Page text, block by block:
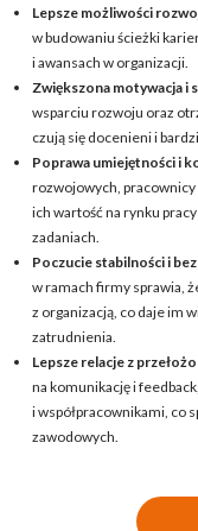
Lepsze możliwości
w budowaniu ścieżki
i awansach w organizacji.
Zwiększona motywacja i
wsparciu rozwoju oraz
czują się docenieni i
Poprawa umiejętności i
rozwojowych,
ich wartość na rynku
zadaniach.
Poczucie stabilności i
w ramach firmy sprawia,
z organizacją, co daje im
zatrudnienia.
Lepsze relacje z
na komunikację i
i współpracownikami, co
zawodowych.